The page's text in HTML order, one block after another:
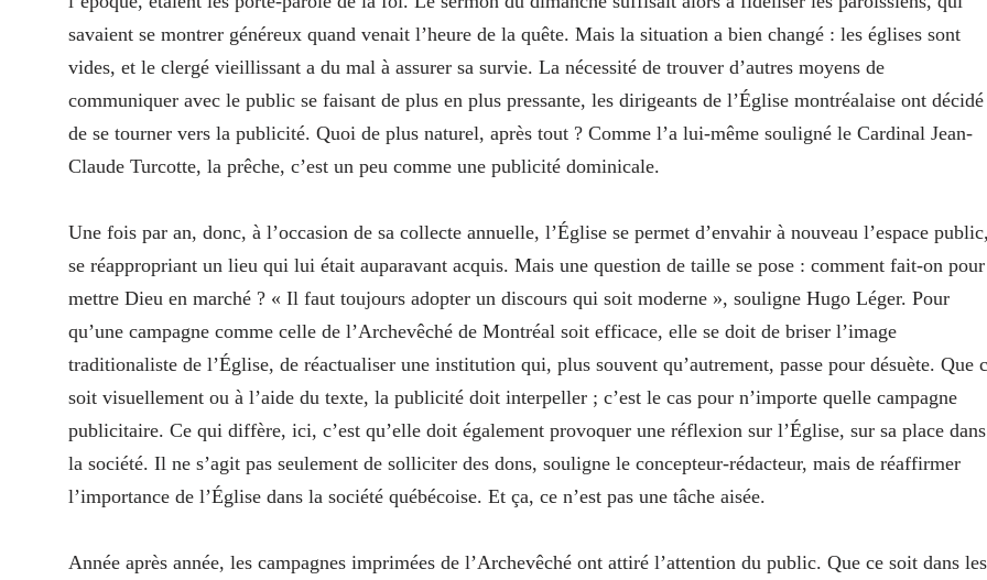
savaient se montrer généreux quand venait l’heure de la quête. Mais la situation a bien changé : les églises sont
vides, et le clergé vieillissant a du mal à assurer sa survie. La nécessité de trouver d’autres moyens de
communiquer avec le public se faisant de plus en plus pressante, les dirigeants de l’Église montréalaise ont décidé
de se tourner vers la publicité. Quoi de plus naturel, après tout ? Comme l’a lui-même souligné le Cardinal Jean-
Claude Turcotte, la prêche, c’est un peu comme une publicité dominicale.
Une fois par an, donc, à l’occasion de sa collecte annuelle, l’Église se permet d’envahir à nouveau l’espace
se réappropriant un lieu qui lui était auparavant acquis. Mais une question de taille se pose : comment fait-on pour
mettre Dieu en marché ? « Il faut toujours adopter un discours qui soit moderne », souligne Hugo Léger. Pour
qu’une campagne comme celle de l’Archevêché de Montréal soit efficace, elle se doit de briser l’image
traditionaliste de l’Église, de réactualiser une institution qui, plus souvent qu’autrement, passe pour désuète. Que
soit visuellement ou à l’aide du texte, la publicité doit interpeller ; c’est le cas pour n’importe quelle campagne
publicitaire. Ce qui diffère, ici, c’est qu’elle doit également provoquer une réflexion sur l’Église, sur sa place dans
la société. Il ne s’agit pas seulement de solliciter des dons, souligne le concepteur-rédacteur, mais de réaffirmer
l’importance de l’Église dans la société québécoise. Et ça, ce n’est pas une tâche aisée.
Année après année, les campagnes imprimées de l’Archevêché ont attiré l’attention du public. Que ce soit dans les